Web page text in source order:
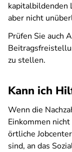
kapitalbildenden
aber nicht
Prüfen Sie auch
zu stellen.
Kann ich
Wenn die
Einkommen
örtliche
sind, an das